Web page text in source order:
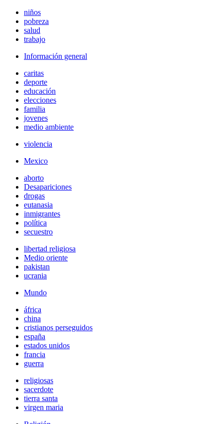
niños
pobreza
salud
trabajo
Información general
caritas
deporte
educación
elecciones
familia
jovenes
medio ambiente
violencia
Mexico
aborto
Desapariciones
drogas
eutanasia
inmigrantes
política
secuestro
libertad religiosa
Medio oriente
pakistan
ucrania
Mundo
áfrica
china
cristianos perseguidos
españa
estados unidos
francia
guerra
religiosas
sacerdote
tierra santa
virgen maria